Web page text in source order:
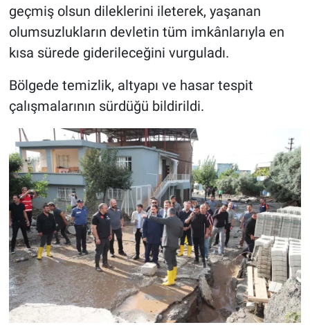
geçmiş olsun dileklerini ileterek, yaşanan
olumsuzlukların devletin tüm imkânlarıyla en
kısa sürede giderileceğini vurguladı.
Bölgede temizlik, altyapı ve hasar tespit
çalışmalarının sürdüğü bildirildi.